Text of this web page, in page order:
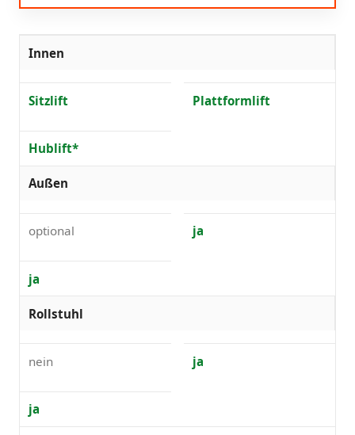
Innen
Sitzlift Plattformlift
Hublift*
Außen
optional ja
ja
Rollstuhl
nein ja
ja